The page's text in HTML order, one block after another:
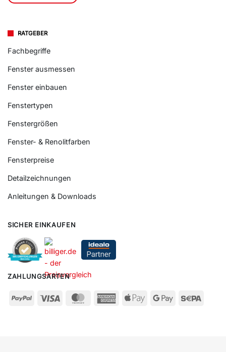
RATGEBER
Fachbegriffe
Fenster ausmessen
Fenster einbauen
Fenstertypen
Fenstergrößen
Fenster- & Renolitfarben
Fensterpreise
Detailzeichnungen
Anleitungen & Downloads
SICHER EINKAUFEN
ZAHLUNGSARTEN